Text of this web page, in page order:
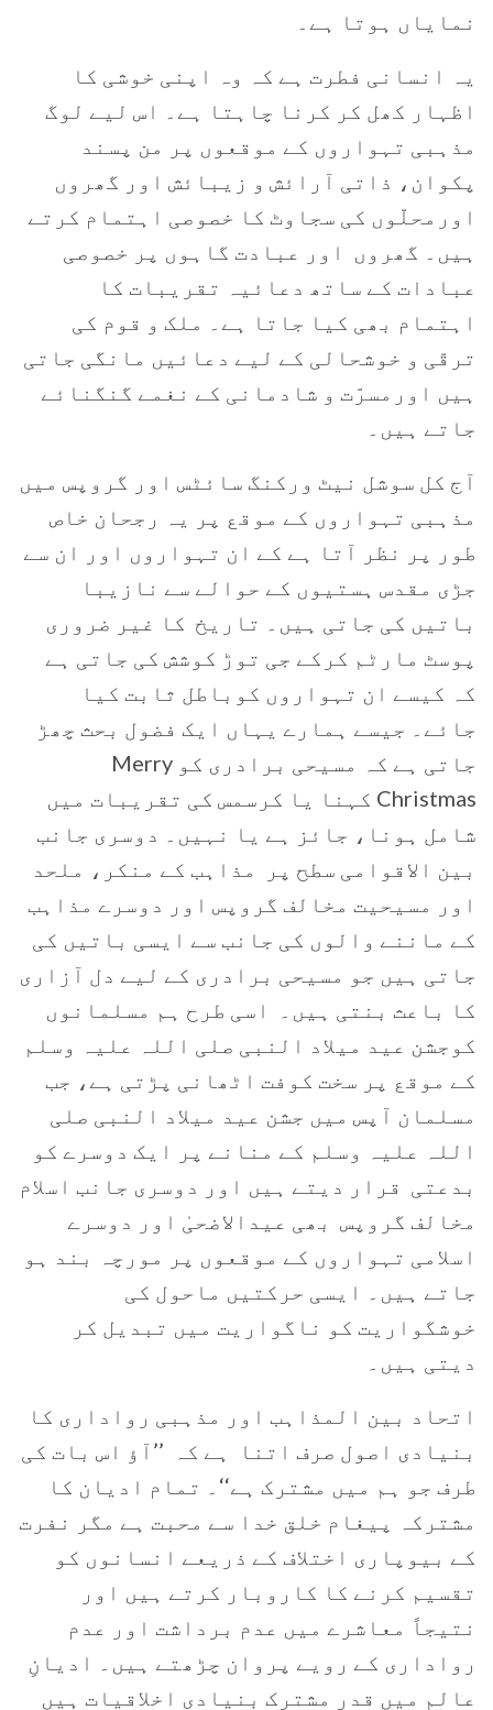
نمایاں ہوتا ہے۔
یہ انسانی فطرت ہے کہ وہ اپنی خوشی کا
اظہار کھل کر کرنا چاہتا ہے۔ اس لیے لوگ
مذہبی تہواروں کے موقعوں پر من پسند
پکوان، ذاتی آرائش و زیبائش اور گھروں
اورمحلّوں کی سجاوٹ کا خصوصی اہتمام کرتے
ہیں۔ گھروں اور عبادت گاہوں پر خصوصی
عبادات کے ساتھ دعائیہ تقریبات کا
اہتمام بھی کیا جاتا ہے۔ ملک و قوم کی
ترقّی و خوشحالی کے لیے دعائیں مانگی جاتی
ہیں اورمسرّت و شادمانی کے نغمے گنگنائے
جاتے ہیں۔
آج کل سوشل نیٹ ورکنگ سائٹس اور گروپس میں
مذہبی تہواروں کے موقع پر یہ رجحان خاص
طور پر نظر آتا ہے کے ان تہواروں اور ان سے
جڑی مقدس ہستیوں کے حوالے سے نازیبا
باتیں کی جاتی ہیں۔ تاریخ کا غیر ضروری
پوسٹ مارٹم کرکے جی توڑ کوشش کی جاتی ہے
کہ کیسے ان تہواروں کوباطل ثابت کیا
جائے۔ جیسے ہمارے یہاں ایک فضول بحث چھڑ
جاتی ہے کہ مسیحی برادری کو Merry
Christmas کہنا یا کرسمس کی تقریبات میں
شامل ہونا، جائز ہے یا نہیں۔ دوسری جانب
بین الاقوامی سطح پر مذاہب کے منکر، ملحد
اور مسیحیت مخالف گروپس اور دوسرے مذاہب
کے ماننے والوں کی جانب سے ایسی باتیں کی
جاتی ہیں جو مسیحی برادری کے لیے دل آزاری
کا باعث بنتی ہیں۔ اسی طرح ہم مسلمانوں
کوجشن عید میلاد النبی صلی اللہ علیہ وسلم
کے موقع پر سخت کوفت اٹھانی پڑتی ہے، جب
مسلمان آپس میں جشن عید میلاد النبی صلی
اللہ علیہ وسلم کے منانے پر ایک دوسرے کو
بدعتی قرار دیتے ہیں اور دوسری جانب اسلام
مخالف گروپس بھی عیدالاضحیٰ اور دوسرے
اسلامی تہواروں کے موقعوں پر مورچہ بند ہو
جاتے ہیں۔ ایسی حرکتیں ماحول کی
خوشگواریت کو ناگواریت میں تبدیل کر
دیتی ہیں۔
اتحاد بین المذاہب اور مذہبی رواداری کا
بنیادی اصول صرف اتنا ہے کہ ’’آؤ اس بات کی
طرف جو ہم میں مشترک ہے‘‘۔ تمام ادیان کا
مشترکہ پیغام خلق خدا سے محبت ہے مگر نفرت
کے بیوپاری اختلاف کے ذریعے انسانوں کو
تقسیم کرنے کا کاروبار کرتے ہیں اور
نتیجاً معاشرے میں عدم برداشت اور عدم
رواداری کے رویے پروان چڑھتے ہیں۔ ادیانِ
عالم میں قدر مشترک بنیادی اخلاقیات ہیں